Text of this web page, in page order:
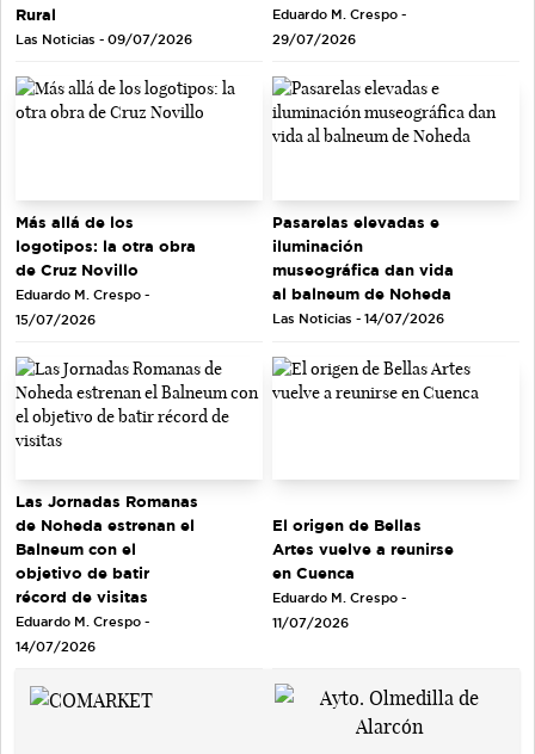
Rural
Las Noticias - 09/07/2026
Eduardo M. Crespo -
29/07/2026
Más allá de los
logotipos: la otra obra
de Cruz Novillo
Eduardo M. Crespo -
15/07/2026
Pasarelas elevadas e
iluminación
museográfica dan vida
al balneum de Noheda
Las Noticias - 14/07/2026
Las Jornadas Romanas
de Noheda estrenan el
Balneum con el
objetivo de batir
récord de visitas
Eduardo M. Crespo -
14/07/2026
El origen de Bellas
Artes vuelve a reunirse
en Cuenca
Eduardo M. Crespo -
11/07/2026